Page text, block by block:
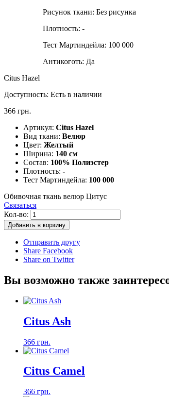
Рисунок ткани: Без рисунка
Плотность: -
Тест Мартиндейла: 100 000
Антикоготь: Да
Citus Hazel
Доступность: Есть в наличии
366 грн.
Артикул: Citus Hazel
Вид ткани: Велюр
Цвет: Желтый
Ширина: 140 см
Состав: 100% Полиэстер
Плотность: -
Тест Мартиндейла: 100 000
Обивочная ткань велюр Цитус
Связаться
Кол-во:
Добавить в корзину
Отправить другу
Share Facebook
Share on Twitter
Вы возможно также
Citus Ash
366 грн.
Citus Camel
366 грн.